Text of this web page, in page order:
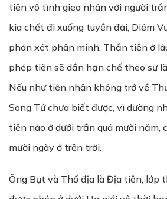
tiên vô tình gieo nhân với người
kia chết đi xuống tuyền đài, Diêm
phán xét phân minh. Thần tiên ở
phép tiên sẽ dần hạn chế theo sự
Nếu như tiên nhân không trở về
Song Tử chưa biết được, vì dường
tiên nào ở dưới trần quá mười năm,
mười ngày ở trên trời.
Ông Bụt và Thổ địa là Địa tiên, lớp